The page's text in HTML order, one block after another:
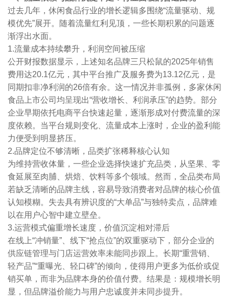
过去几年，休闲食品行业的增长逻辑多围绕“流量驱动、规
模优先”展开。随着流量红利见顶，一些长期积累的问题逐
渐浮出水面。
1.流量成本持续攀升，利润空间被压缩
公开财报数据显示，上述知名品牌三只松鼠的2025年销售
费用达20.1亿元，其中平台推广及服务费为13.12亿元，是
同期扣非净利润的26倍有余。这一情况并非孤例，多家休闲
食品上市公司均呈现出“营收增长、利润承压”的趋势。部分
企业早期依托电商平台快速起量，逐渐形成对付费流量的深
度依赖。当平台规则变化、流量成本上涨时，企业的盈利能
力便受到明显挤压。
2.品牌定位不够清晰，品类扩张稀释核心认知
为维持营收体量，一些企业选择快速扩充品类，从坚果、零
食延展至肉脯、烘焙、饮料等多个领域。然而，全品类布局
若缺乏清晰的品牌主线，容易导致消费者对品牌的核心价值
认知模糊。失去具有辨识度的“大单品”与独特卖点，品牌难
以在用户心智中建立壁垒。
3.运营模式偏重增长速度，价值沉淀相对滞后
在线上“冲销量”、线下“抢点位”的双重驱动下，部分企业的
供应链管理与门店运营效率未能同步跟上。长期“重营销、
轻产品”“重曝光、轻口碑”的倾向，使得用户更多为低价或促
销买单，而非为品牌本身的价值付费。结果是：规模增长明
显，但品牌溢价能力与用户忠诚度并未同步提升。